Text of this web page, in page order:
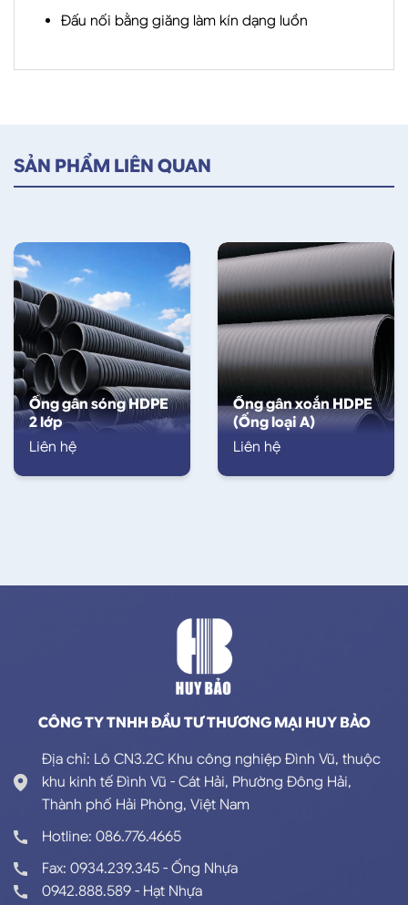
Đấu nối bằng giăng làm kín dạng luồn
SẢN PHẨM LIÊN QUAN
Ống gân sóng HDPE
2 lớp
Liên hệ
Ống gân xoắn HDPE
(Ống loại A)
Liên hệ
CÔNG TY TNHH ĐẦU TƯ THƯƠNG MẠI HUY BẢO
Địa chỉ: Lô CN3.2C Khu công nghiệp Đình Vũ, thuộc
khu kinh tế Đình Vũ - Cát Hải, Phường Đông Hải,
Thành phố Hải Phòng, Việt Nam
Hotline: 086.776.4665
Fax: 0934.239.345 - Ống Nhựa
0942.888.589 - Hạt Nhựa